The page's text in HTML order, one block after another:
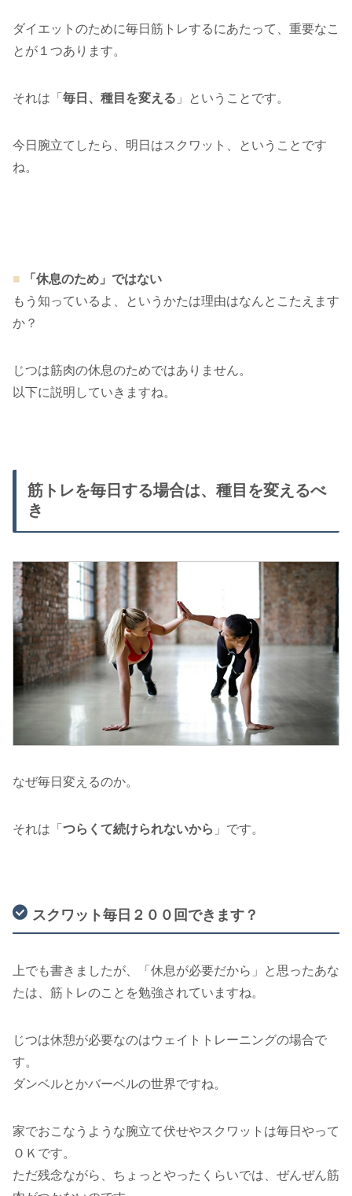
ダイエットのために毎日筋トレするにあたって、重要なこ
とが１つあります。
それは「 毎日、種目を変える 」ということです。
今日腕立てしたら、明日はスクワット、ということです
ね。
■
「休息のため」ではない
もう知っているよ、というかたは理由はなんとこたえます
か？
じつは筋肉の休息のためではありません。
以下に説明していきますね。
筋トレを毎日する場合は、種目を変えるべ
き
なぜ毎日変えるのか。
それは「 つらくて続けられないから 」です。
スクワット毎日２００回できます？
上でも書きましたが、「休息が必要だから」と思ったあな
たは、筋トレのことを勉強されていますね。
じつは休憩が必要なのはウェイトトレーニングの場合で
す。
ダンベルとかバーベルの世界ですね。
家でおこなうような腕立て伏せやスクワットは毎日やって
ＯＫです。
ただ残念ながら、ちょっとやったくらいでは、ぜんぜん筋